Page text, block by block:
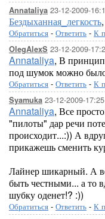
Annataliya 23-12-2009-
Бездыханная_легкость
Обратиться - Ответить - К
OlegAlexS 23-12-2009-
Annataliya, В
под шумок можно
Обратиться - Ответить - К
Syamuka 23-12-2009-17:25
Annataliya, Все
"пилоты" дар речи
происходит...:)) А
прикажешь сменить
Лайнер шикарный. А
быть честными... а то
шубку оденет!? :))
Обратиться - Ответить - К